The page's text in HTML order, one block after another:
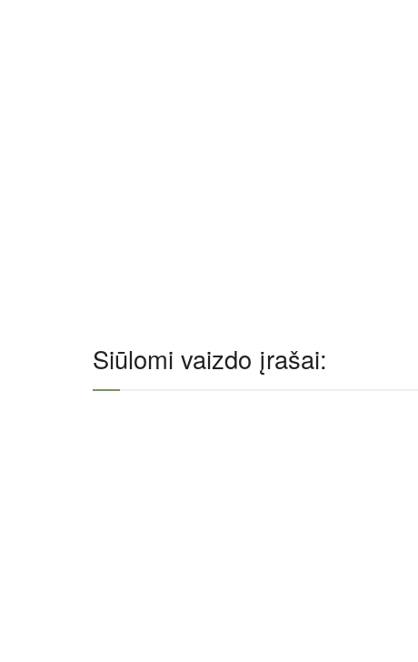
Siūlomi vaizdo įrašai: